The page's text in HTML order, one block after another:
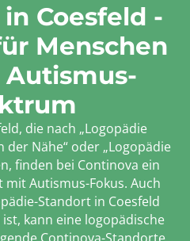
Coesfeld -
Menschen
Autismus-
die nach „Logopädie
der Nähe“ oder „Logopädie
finden bei Continova ein
Autismus-Fokus. Auch
Standort in Coesfeld
kann eine logopädische